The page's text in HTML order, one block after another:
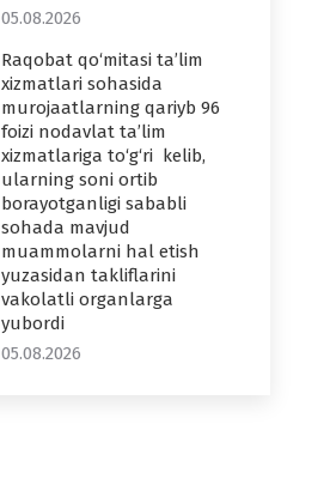
05.08.2026
Raqobat qo‘mitasi ta’lim
xizmatlari sohasida
murojaatlarning qariyb 96
foizi nodavlat ta’lim
xizmatlariga to‘g‘ri kelib,
ularning soni ortib
borayotganligi sababli
sohada mavjud
muammolarni hal etish
yuzasidan takliflarini
vakolatli organlarga
yubordi
05.08.2026